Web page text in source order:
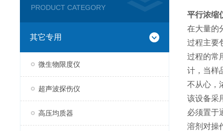
PRODUCT CATEGORY
其它专用
微生物限度仪
超声波探伤仪
高压均质器
平行浓缩
在大量的
过程主要
过程的常
计，当样
不从心，
该设备采
必须置于
溶剂对操